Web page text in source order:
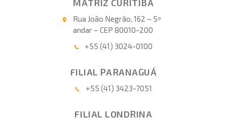
MATRIZ CURITIBA
Rua João Negrão, 162 – 5º
andar – CEP 80010-200
+55 (41) 3024-0100
FILIAL PARANAGUÁ
+55 (41) 3423-7051
FILIAL LONDRINA